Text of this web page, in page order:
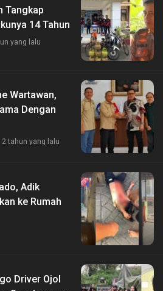
Tangkap
14 Tahun
yang lalu
Wartawan,
Dengan
2 tahun yang lalu
Adik
ke Rumah
Driver Ojol